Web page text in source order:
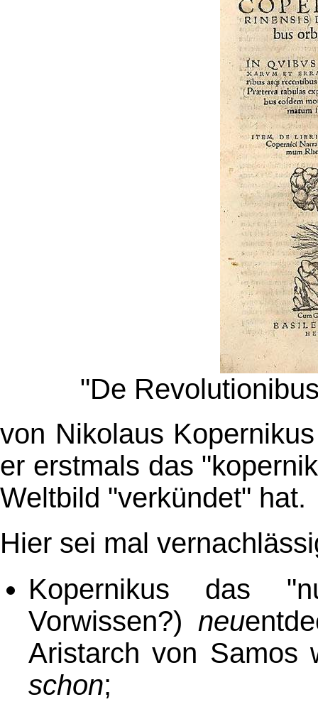
"De
von Nikolaus
er erstmals das
Weltbild "verkündet" hat.
Hier sei mal
Kopernikus das
Vorwissen?) neu
Aristarch von
schon;